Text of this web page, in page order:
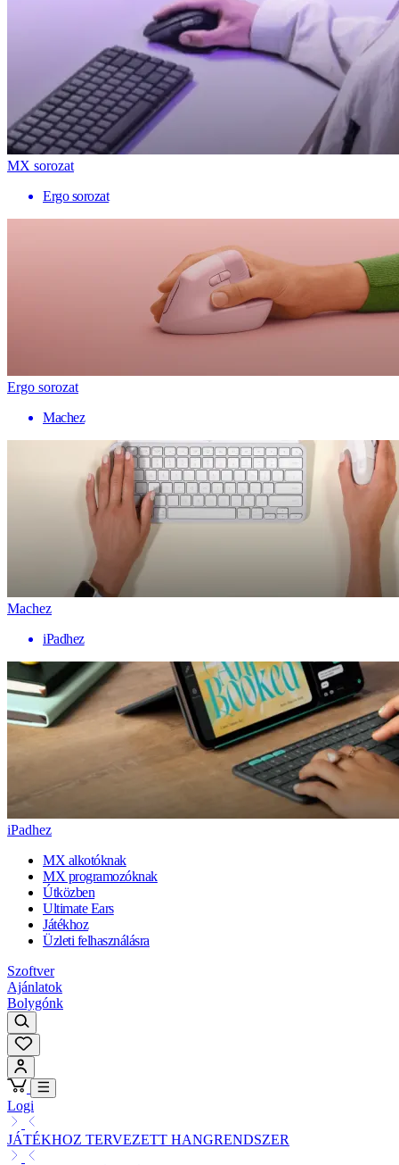
MX sorozat
Ergo sorozat
Ergo sorozat
Machez
Machez
iPadhez
iPadhez
MX alkotóknak
MX programozóknak
Útközben
Ultimate Ears
Játékhoz
Üzleti felhasználásra
Szoftver
Ajánlatok
Bolygónk
Logi
JÁTÉKHOZ TERVEZETT HANGRENDSZER